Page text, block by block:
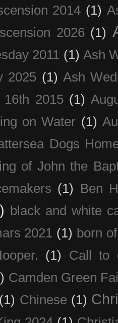
2014 (1)
2026 (1)
2011 (1) Ash
2025 (1) Ash
16th 2015 (1)
on Water (1)
Dogs
of John the
(1) Ben
black and white
2021 (1) born
(1)
Call to
Camden Green
(1) Chinese (1)